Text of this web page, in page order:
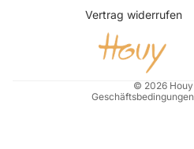
Vertrag widerrufen
© 2026
Kontaktinformationen